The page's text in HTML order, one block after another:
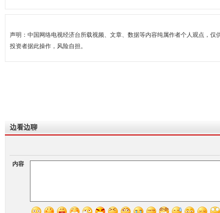
声明：中国网络电视经济台所载视频、文章、数据等内容纯属作者个人观点，仅
投资者据此操作，风险自担。
边看边聊
内容